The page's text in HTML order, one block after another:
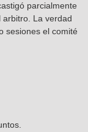
parcialmente
arbitro. La verdad
sesiones el comité